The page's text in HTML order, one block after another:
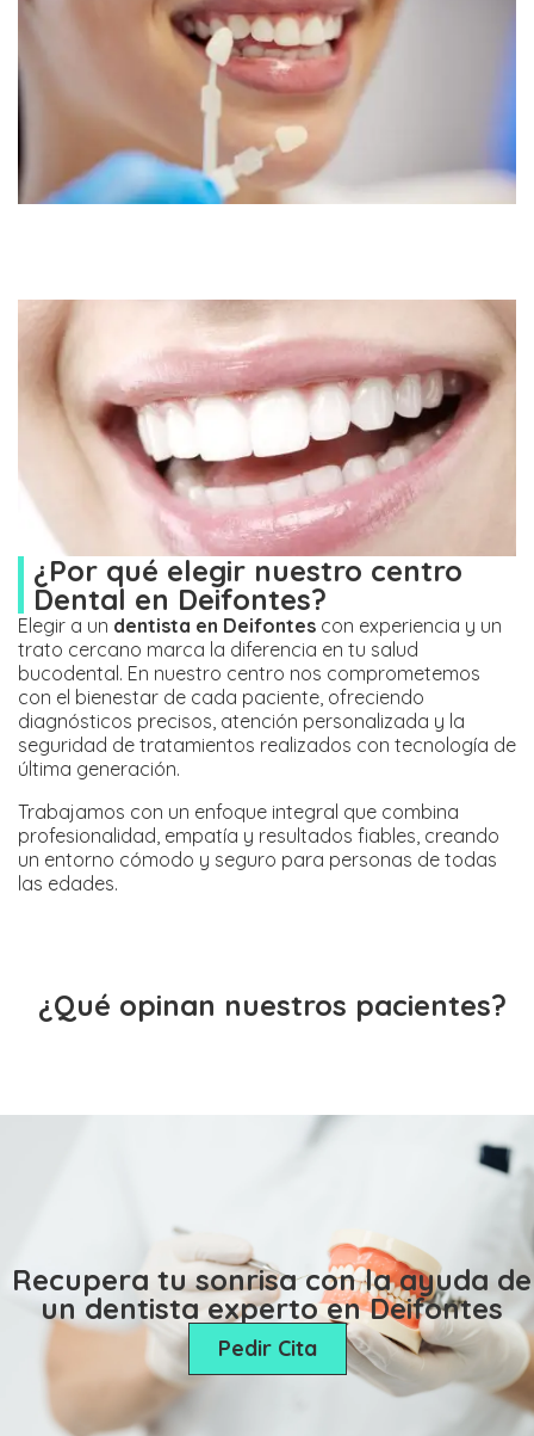
¿Por qué elegir nuestro centro
Dental en Deifontes?
Elegir a un dentista en Deifontes con experiencia y un
trato cercano marca la diferencia en tu salud
bucodental. En nuestro centro nos comprometemos
con el bienestar de cada paciente, ofreciendo
diagnósticos precisos, atención personalizada y la
seguridad de tratamientos realizados con tecnología de
última generación.
Trabajamos con un enfoque integral que combina
profesionalidad, empatía y resultados fiables, creando
un entorno cómodo y seguro para personas de todas
las edades.
¿Qué opinan nuestros pacientes?
Recupera tu sonrisa con la ayuda de
un dentista experto en Deifontes
Pedir Cita